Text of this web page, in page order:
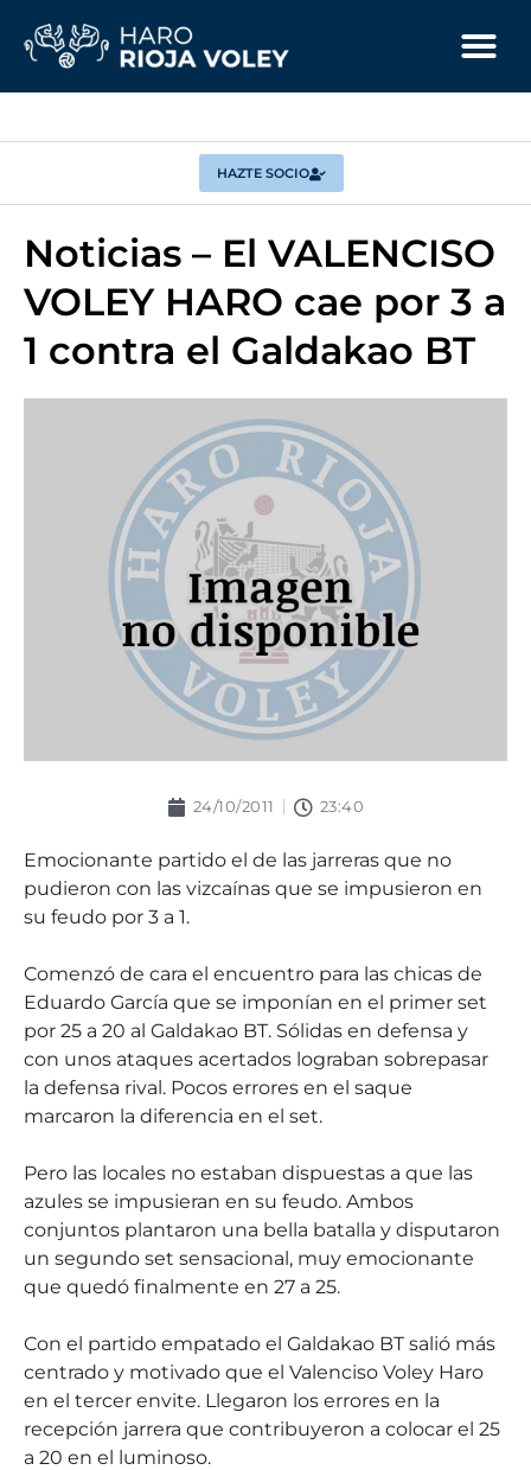
HAZTE SOCIO
Noticias – El VALENCISO
VOLEY HARO cae por 3 a
1 contra el Galdakao BT
24/10/2011 23:40
Emocionante partido el de las jarreras que no
pudieron con las vizcaínas que se impusieron en
su feudo por 3 a 1.
Comenzó de cara el encuentro para las chicas de
Eduardo García que se imponían en el primer set
por 25 a 20 al Galdakao BT. Sólidas en defensa y
con unos ataques acertados lograban sobrepasar
la defensa rival. Pocos errores en el saque
marcaron la diferencia en el set.
Pero las locales no estaban dispuestas a que las
azules se impusieran en su feudo. Ambos
conjuntos plantaron una bella batalla y disputaron
un segundo set sensacional, muy emocionante
que quedó finalmente en 27 a 25.
Con el partido empatado el Galdakao BT salió más
centrado y motivado que el Valenciso Voley Haro
en el tercer envite. Llegaron los errores en la
recepción jarrera que contribuyeron a colocar el 25
a 20 en el luminoso.